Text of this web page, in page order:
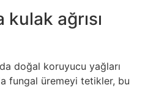
ağrısı
doğal koruyucu yağları
fungal üremeyi tetikler, bu